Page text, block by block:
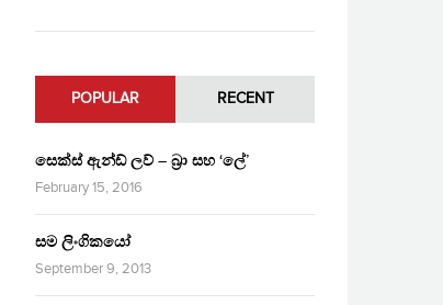
POPULAR RECENT
සෙක්ස් ඇන්ඩ් ලව් – බ්‍රා සහ ‘ලේ’
February 15, 2016
සම ලිංගිකයෝ
September 9, 2013